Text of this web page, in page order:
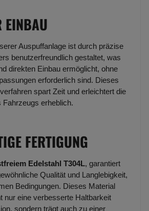
EINBAU
Auspuffanlage ist durch präzise
benutzerfreundlich gestaltet, was
direkten Einbau ermöglicht, ohne
erforderlich sind. Dieses
spart Zeit und erleichtert die
Fahrzeugs erheblich.
FERTIGUNG
Edelstahl T304L, garantiert
Qualität und Langlebigkeit,
Bedingungen. Dieses Material
nur eine verbesserte Haltbarkeit
sondern trägt auch zu einer